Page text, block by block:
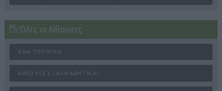
Όλες οι Αίθουσες
ΑΝΆ ΠΕΡΙΟΧΉ
ΑΊΘΟΥΣΕΣ (ΑΛΦΑΒΗΤΙΚΆ)